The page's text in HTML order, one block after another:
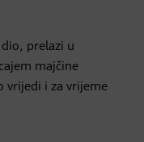
prelazi u
majčine
vrijedi i za vrijeme